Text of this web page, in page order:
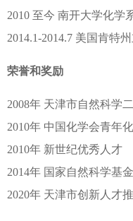
2010 至今 南开大学化学
2014.1-2014.7 美国肯特
荣誉和奖励
2008年 天津市自然科学
2010年 中国化学会青年
2010年 新世纪优秀人才
2014年 国家自然科学基
2020年 天津市创新人才